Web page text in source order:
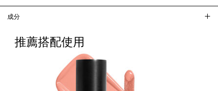
成分
推薦搭配使用